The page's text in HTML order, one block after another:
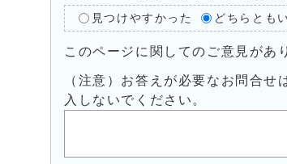
見つけやすかった どちらとも
このページに関してのご意見があ
（注意）お答えが必要なお問合
入しないでください。